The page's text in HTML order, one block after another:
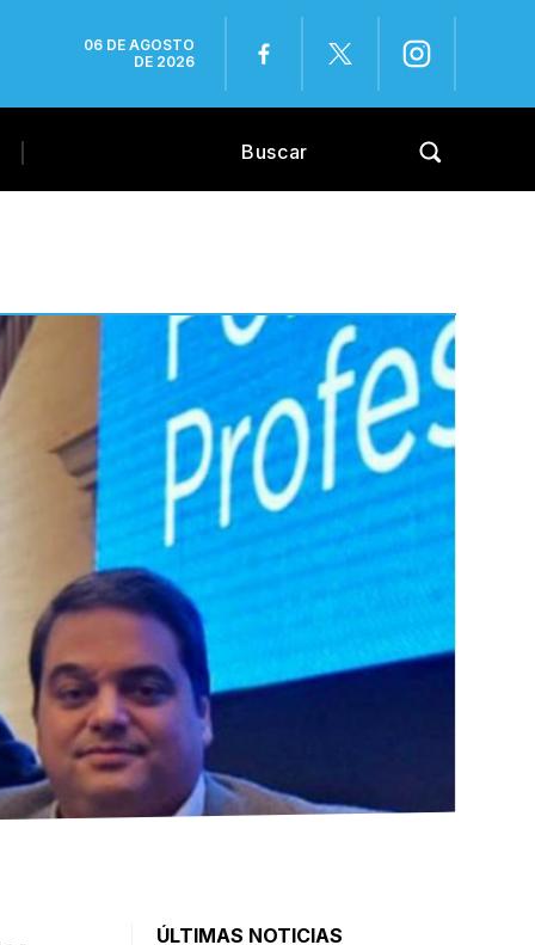
06 DE AGOSTO
DE 2026
ÚLTIMAS NOTICIAS